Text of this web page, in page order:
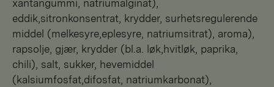
xantangummi, natriumalginat),
eddik,sitronkonsentrat, krydder, surhetsregulerende
middel (melkesyre,eplesyre, natriumsitrat), aroma),
rapsolje, gjær, krydder (bl.a. løk,hvitløk, paprika,
chili), salt, sukker, hevemiddel
(kalsiumfosfat,difosfat, natriumkarbonat),